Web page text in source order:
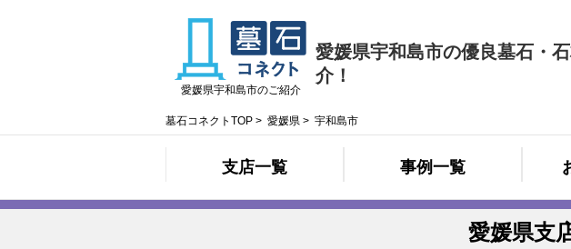
愛媛県宇和島市の優良墓石・
介！
愛媛県宇和島市のご紹介
墓石コネクトTOP > 愛媛県 > 宇和島市
支店一覧 事例一覧
愛媛県支